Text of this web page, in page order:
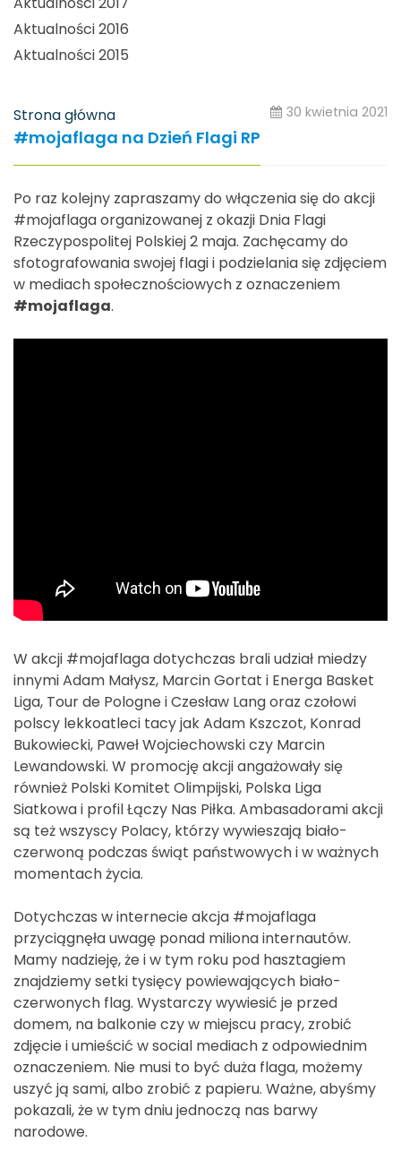
Aktualności 2016
Aktualności 2015
Strona główna 30 kwietnia 2021
#mojaflaga na Dzień Flagi RP
Po raz kolejny zapraszamy do włączenia się do akcji
#mojaflaga organizowanej z okazji Dnia Flagi
Rzeczypospolitej Polskiej 2 maja. Zachęcamy do
sfotografowania swojej flagi i podzielania się zdjęciem
w mediach społecznościowych z oznaczeniem
#mojaflaga.
W akcji #mojaflaga dotychczas brali udział miedzy
innymi Adam Małysz, Marcin Gortat i Energa Basket
Liga, Tour de Pologne i Czesław Lang oraz czołowi
polscy lekkoatleci tacy jak Adam Kszczot, Konrad
Bukowiecki, Paweł Wojciechowski czy Marcin
Lewandowski. W promocję akcji angażowały się
również Polski Komitet Olimpijski, Polska Liga
Siatkowa i profil Łączy Nas Piłka. Ambasadorami akcji
są też wszyscy Polacy, którzy wywieszają biało-
czerwoną podczas świąt państwowych i w ważnych
momentach życia.
Dotychczas w internecie akcja #mojaflaga
przyciągnęła uwagę ponad miliona internautów.
Mamy nadzieję, że i w tym roku pod hasztagiem
znajdziemy setki tysięcy powiewających biało-
czerwonych flag. Wystarczy wywiesić je przed
domem, na balkonie czy w miejscu pracy, zrobić
zdjęcie i umieścić w social mediach z odpowiednim
oznaczeniem. Nie musi to być duża flaga, możemy
uszyć ją sami, albo zrobić z papieru. Ważne, abyśmy
pokazali, że w tym dniu jednoczą nas barwy
narodowe.